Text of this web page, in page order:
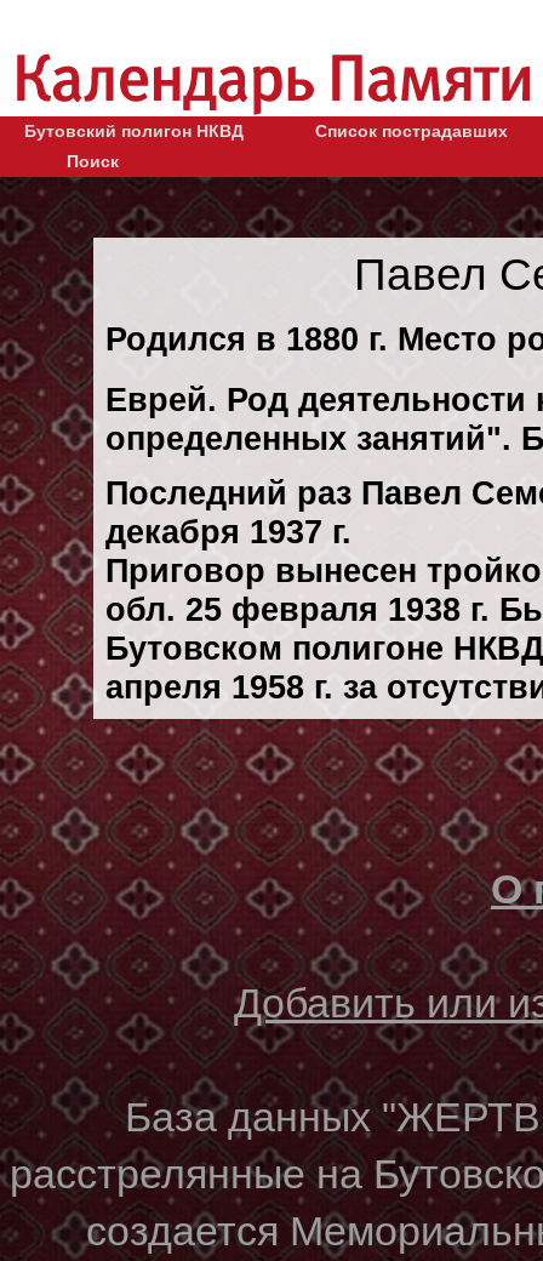
Бутовский полигон НКВД
Список пострадавших
Поиск
Павел
Родился в 1880 г. Место
Еврей. Род деятельности
определенных занятий".
Последний раз Павел
декaбря 1937 г.
Приговор вынесен
обл. 25 февраля 1938 г.
Бутовском полигоне
апреля 1958 г. за
О
Добавить или
База данных
расстрелянные на
создается